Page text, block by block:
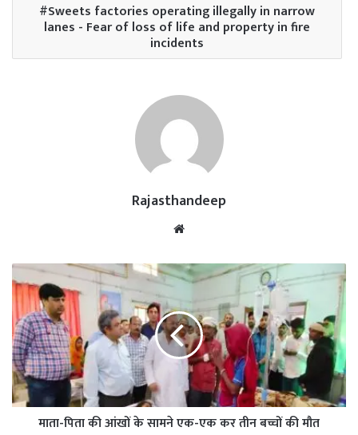
Sweets factories operating illegally in narrow
lanes - Fear of loss of life and property in fire
incidents
Rajasthandeep
माता-पिता की आंखों के सामने एक-एक कर तीन बच्चों की मौत